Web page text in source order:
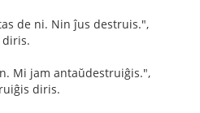
de ni. Nin ĵus destruis.",
diris.
Mi jam antaŭdestruiĝis.",
diris.